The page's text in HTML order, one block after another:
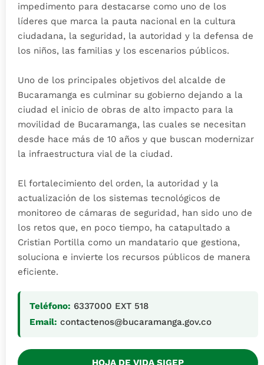
impedimento para destacarse como uno de los
líderes que marca la pauta nacional en la cultura
ciudadana, la seguridad, la autoridad y la defensa de
los niños, las familias y los escenarios públicos.
Uno de los principales objetivos del alcalde de
Bucaramanga es culminar su gobierno dejando a la
ciudad el inicio de obras de alto impacto para la
movilidad de Bucaramanga, las cuales se necesitan
desde hace más de 10 años y que buscan modernizar
la infraestructura vial de la ciudad.
El fortalecimiento del orden, la autoridad y la
actualización de los sistemas tecnológicos de
monitoreo de cámaras de seguridad, han sido uno de
los retos que, en poco tiempo, ha catapultado a
Cristian Portilla como un mandatario que gestiona,
soluciona e invierte los recursos públicos de manera
eficiente.
Teléfono: 6337000 EXT 518
Email: contactenos@bucaramanga.gov.co
HOJA DE VIDA SIGEP